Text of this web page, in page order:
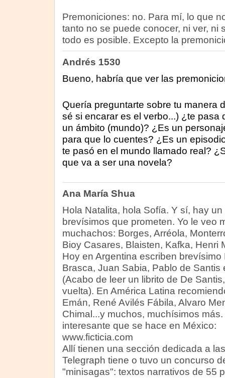
Premoniciones: no. Para mí, lo que
tanto no se puede conocer, ni ver, ni
todo es posible. Excepto la
Andrés 1530
Bueno, habría que ver las
Quería preguntarte sobre tu manera
sé si encarar es el verbo...) ¿te pasa
un ámbito (mundo)? ¿Es un
para que lo cuentes? ¿Es un
te pasó en el mundo llamado real?
que va a ser una novela?
Ana María Shua
Hola Natalita, hola Sofía. Y sí, hay
brevísimos que prometen. Yo le veo
muchachos: Borges, Arréola,
Bioy Casares, Blaisten, Kafka, Henri
Hoy en Argentina escriben
Brasca, Juan Sabia, Pablo de Santis
(Acabo de leer un librito de De
vuelta). En América Latina
Emán, René Avilés Fábila, Alvaro
Chimal...y muchos, muchísimos
interesante que se hace en México:
www.ficticia.com
Allí tienen una sección dedicada a
Telegraph tiene o tuvo un concurso
"minisagas": textos narrativos de 55